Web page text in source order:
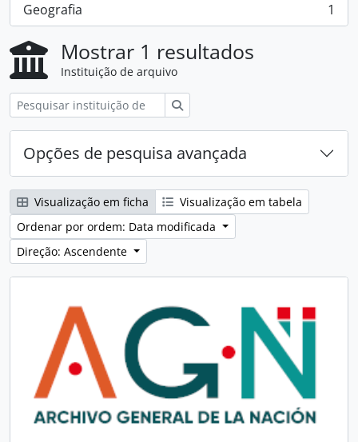
Geografia
, 1 resultados 1
Mostrar 1 resultados
Instituição de arquivo
Opções de pesquisa avançada
Visualização em ficha
Visualização em tabela
Ordenar por ordem: Data modificada
Direção: Ascendente